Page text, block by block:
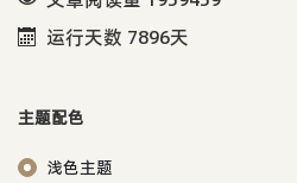
运行天数 7896天
主题配色
浅色主题